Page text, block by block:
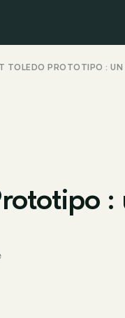
TOLEDO PROTOTIPO : UN